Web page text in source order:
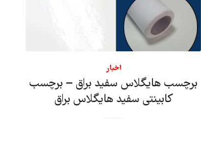
اخبار
برچسب هایگلاس سفید براق – برچسب
کابینتی سفید هایگلاس براق